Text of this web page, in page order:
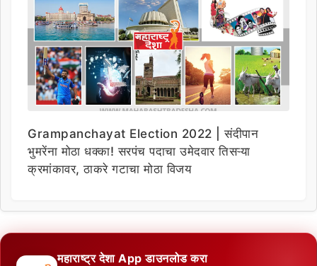
Grampanchayat Election 2022 | संदीपान
भुमरेंना मोठा धक्का! सरपंच पदाचा उमेदवार तिसऱ्या
क्रमांकावर, ठाकरे गटाचा मोठा विजय
महाराष्ट्र देशा App डाउनलोड करा